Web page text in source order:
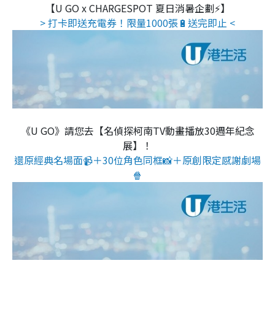
【U GO x CHARGESPOT 夏日消暑企劃⚡】
> 打卡即送充電券！限量1000張🔋送完即止 <
《U GO》請您去【名偵探柯南TV動畫播放30週年紀念
展】！
還原經典名場面📹＋30位角色同框📸＋原創限定感謝劇場
🍿